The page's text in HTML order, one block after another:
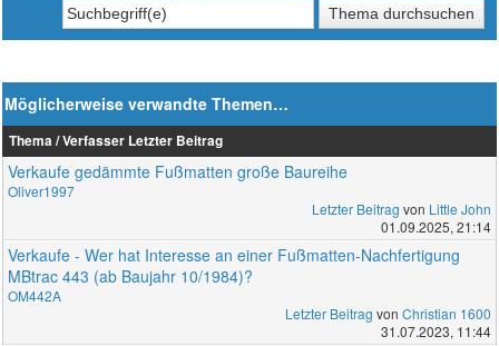
Möglicherweise verwandte Themen…
Thema / Verfasser Letzter Beitrag
Verkaufe gedämmte Fußmatten große Baureihe
Oliver1997
Letzter Beitrag von Little John
01.09.2025, 21:14
Verkaufe - Wer hat Interesse an einer Fußmatten-Nachfertigung
MBtrac 443 (ab Baujahr 10/1984)?
OM442A
Letzter Beitrag von Christian 1600
31.07.2023, 11:44